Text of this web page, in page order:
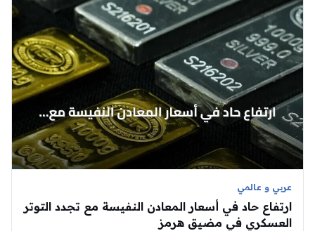
عربي و عالمي
ارتفاع حاد في أسعار المعادن النفيسة مع تجدد التوتر
العسكري في مضيق هرمز